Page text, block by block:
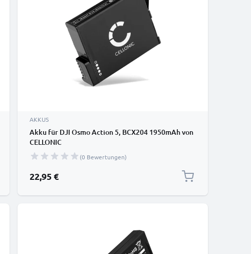
AKKUS
Akku für DJI Osmo Action 5, BCX204 1950mAh von
CELLONIC
(0 Bewertungen)
22,95 €